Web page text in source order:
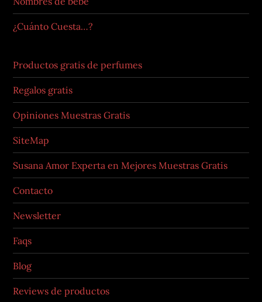
¿Cuánto Cuesta…?
Productos gratis de perfumes
Regalos gratis
Opiniones Muestras Gratis
SiteMap
Susana Amor Experta en Mejores Muestras Gratis
Contacto
Newsletter
Faqs
Blog
Reviews de productos